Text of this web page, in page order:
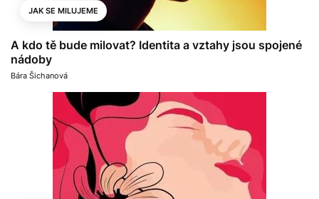
JAK SE MILUJEME
A kdo tě bude milovat? Identita a vztahy jsou spojené
nádoby
Bára Šichanová